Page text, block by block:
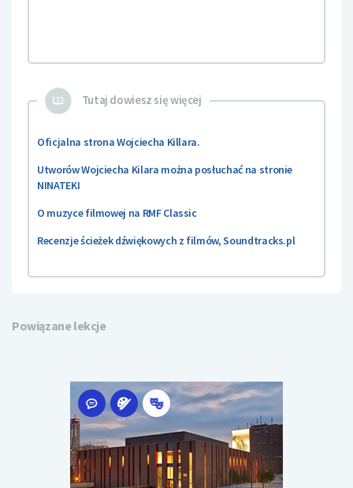
Tutaj dowiesz się więcej
Oficjalna strona Wojciecha Killara.
Utworów Wojciecha Kilara można posłuchać na stronie
NINATEKI
O muzyce filmowej na RMF Classic
Recenzje ścieżek dźwiękowych z filmów, Soundtracks.pl
Powiązane lekcje